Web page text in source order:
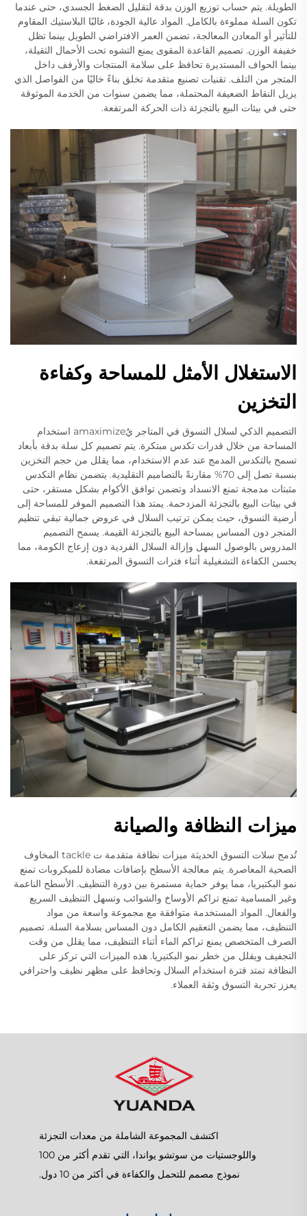
الطويلة. يتم حساب توزيع الوزن بدقة لتقليل الضغط الجسدي، حتى عندما
تكون السلة مملوءة بالكامل. المواد عالية الجودة، غالبًا البلاستيك المقاوم
للتأثير أو المعادن المعالجة، تضمن العمر الافتراضي الطويل بينما تظل
خفيفة الوزن. تصميم القاعدة المقوى يمنع التشوه تحت الأحمال الثقيلة،
بينما الحواف المستديرة تحافظ على سلامة المنتجات والأرفف داخل
المتجر من التلف. تقنيات تصنيع متقدمة تخلق بناءً خاليًا من الفواصل الذي
يزيل النقاط الضعيفة المحتملة، مما يضمن سنوات من الخدمة الموثوقة
حتى في بيئات البيع بالتجزئة ذات الحركة المرتفعة.
الاستغلال الأمثل للمساحة وكفاءة
التخزين
التصميم الذكي لسلال التسوق في المتاجر يُamaximize استخدام
المساحة من خلال قدرات تكدس مبتكرة. يتم تصميم كل سلة بدقة بأبعاد
تسمح بالتكدس المدمج عند عدم الاستخدام، مما يقلل من حجم التخزين
بنسبة تصل إلى 70% مقارنةً بالتصاميم التقليدية. يتضمن نظام التكدس
مثبتات مدمجة تمنع الانسداد وتضمن توافق الأكوام بشكل مستقر، حتى
في بيئات البيع بالتجزئة المزدحمة. يمتد هذا التصميم الموفر للمساحة إلى
أرضية التسوق، حيث يمكن ترتيب السلال في عروض جمالية تبقي تنظيم
المتجر دون المساس بمساحة البيع بالتجزئة القيمة. يسمح التصميم
المدروس بالوصول السهل وإزالة السلال الفردية دون إزعاج الكومة، مما
يحسن الكفاءة التشغيلية أثناء فترات التسوق المرتفعة.
ميزات النظافة والصيانة
تُدمج سلات التسوق الحديثة ميزات نظافة متقدمة ت tackle المخاوف
الصحية المعاصرة. يتم معالجة الأسطح بإضافات مضادة للميكروبات تمنع
نمو البكتيريا، مما يوفر حماية مستمرة بين دورة التنظيف. الأسطح الناعمة
وغير المسامية تمنع تراكم الأوساخ والشوائب وتسهل التنظيف السريع
والفعال. المواد المستخدمة متوافقة مع مجموعة واسعة من مواد
التنظيف، مما يضمن التعقيم الكامل دون المساس بسلامة السلة. تصميم
الصرف المتخصص يمنع تراكم الماء أثناء التنظيف، مما يقلل من وقت
التجفيف ويقلل من خطر نمو البكتيريا. هذه الميزات التي تركز على
النظافة تمتد فترة استخدام السلال وتحافظ على مظهر نظيف واحترافي
يعزز تجربة التسوق وثقة العملاء.
اكتشف المجموعة الشاملة من معدات التجزئة
واللوجستيات من سوتشو يواندا، التي تقدم أكثر من 100
نموذج مصمم للتحمل والكفاءة في أكثر من 10 دول.